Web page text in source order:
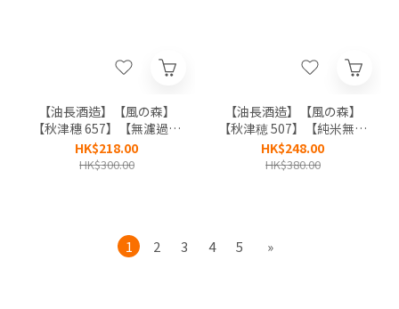
【油長酒造】【風の森】
【秋津穗 657】【無濾過生
原酒】【奈良縣】
HK$218.00
HK$300.00
【油長酒造】【風の森】
【秋津穂 507】【純米無濾
過生原酒】【奈良縣】
HK$248.00
HK$380.00
1 2 3 4 5 »